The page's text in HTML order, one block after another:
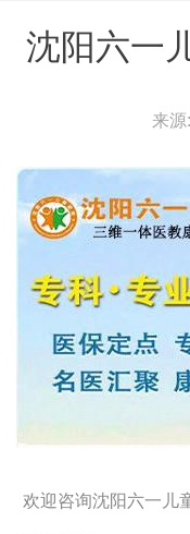
沈阳六一
来
欢迎咨询沈阳六一儿